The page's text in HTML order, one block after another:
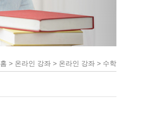
홈 > 온라인 강좌 > 온라인 강좌 > 수학